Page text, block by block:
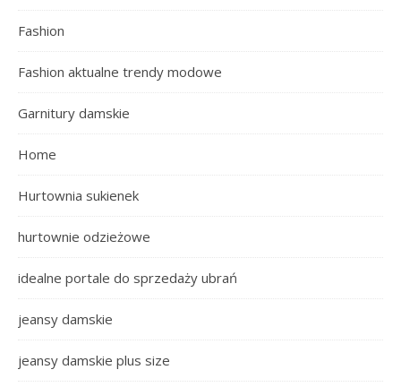
Fashion
Fashion aktualne trendy modowe
Garnitury damskie
Home
Hurtownia sukienek
hurtownie odzieżowe
idealne portale do sprzedaży ubrań
jeansy damskie
jeansy damskie plus size